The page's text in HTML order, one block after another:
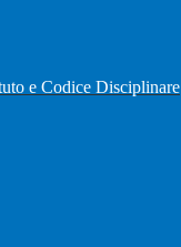
e Codice Disciplinare